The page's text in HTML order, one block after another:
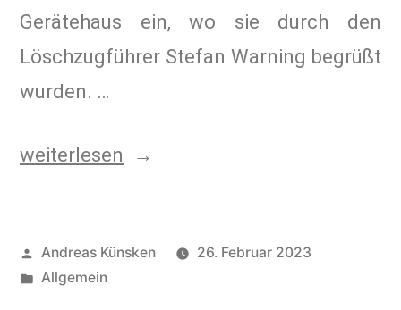
Gerätehaus ein, wo sie durch den
Löschzugführer Stefan Warning begrüßt
wurden. …
weiterlesen
Andreas Künsken
26. Februar 2023
Allgemein